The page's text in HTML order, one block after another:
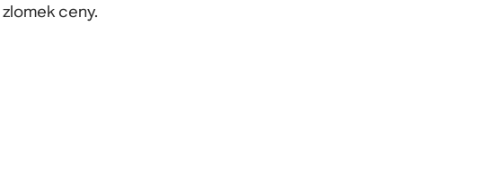
zlomek ceny.